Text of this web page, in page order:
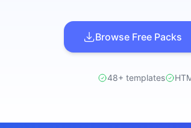
เว็บไซต์โลจิสติกส์ NEW
Logistics & Transportation
Chatbot + Lead อัตโนมัติ
Browse Free Packs
48+ templates